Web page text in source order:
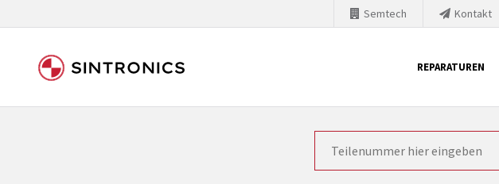
Kontakt
Semtech
REPARATUREN
Unsere Zusammenarbeit mit Siemens